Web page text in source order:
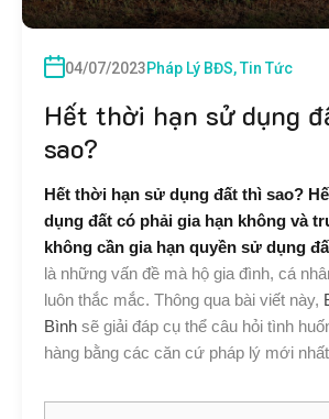
04/07/2023Pháp Lý BĐS,Tin Tức
Hết thời hạn sử dụng
sao?
Hết thời hạn sử dụng đất thì sao?
dụng đất có phải gia hạn không và
không cần gia hạn quyền sử dụng
là những vấn đề mà hộ gia đình, cá
luôn thắc mắc. Thông qua bài viết này,
Bình sẽ giải đáp cụ thể câu hỏi tình
hàng bằng các căn cứ pháp lý mới